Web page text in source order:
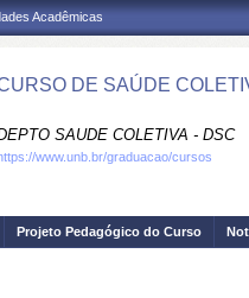
Acadêmicas
DE SAÚDE
SAUDE COLETIVA - DSC
www.unb.br/graduacao/cursos
Projeto Pedagógico do Curso